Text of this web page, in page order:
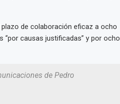
de colaboración eficaz a ocho
causas justificadas” y por ocho
de Pedro